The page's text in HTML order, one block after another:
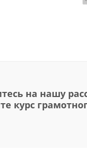
на нашу
курс